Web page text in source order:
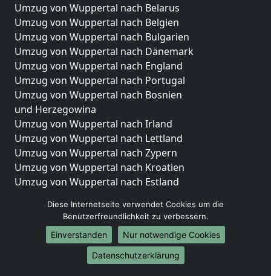
Umzug von Wuppertal nach Belarus
Umzug von Wuppertal nach Belgien
Umzug von Wuppertal nach Bulgarien
Umzug von Wuppertal nach Dänemark
Umzug von Wuppertal nach England
Umzug von Wuppertal nach Portugal
Umzug von Wuppertal nach Bosnien
und Herzegowina
Umzug von Wuppertal nach Irland
Umzug von Wuppertal nach Lettland
Umzug von Wuppertal nach Zypern
Umzug von Wuppertal nach Kroatien
Umzug von Wuppertal nach Estland
Umzug von Wuppertal nach Frankreich
Umzug von Wuppertal nach Griechenland
Umzug von Wuppertal nach Italien
Umzug von Wuppertal nach Liechtenstein
Umzug von Wuppertal nach Luxemburg
Diese Internetseite verwendet Cookies um die
Benutzerfreundlichkeit zu verbessern.
Einverstanden
Nur notwendige Cookies
Datenschutzerklärung